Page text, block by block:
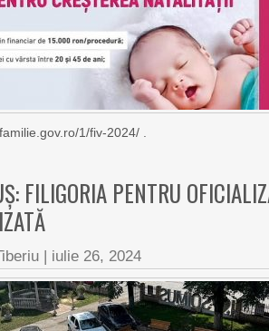
1/fiv-2024/ .
FILIGORIA PENTRU
| iulie 26, 2024